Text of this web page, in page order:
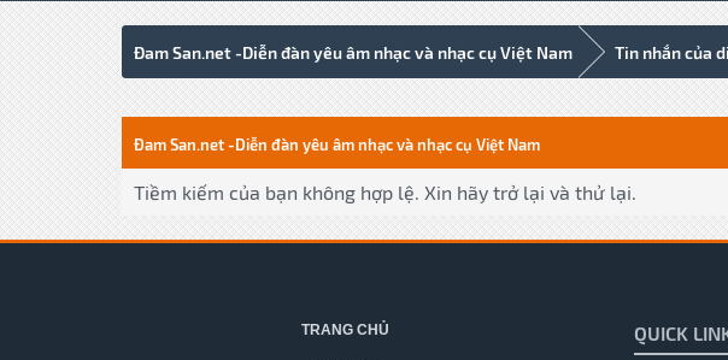
Đam San.net -Diễn đàn yêu âm nhạc và nhạc cụ Việt Nam Tin nhắn của
Đam San.net -Diễn đàn yêu âm nhạc và nhạc cụ Việt Nam
Tiềm kiếm của bạn không hợp lệ. Xin hãy trở lại và thử lại.
TRANG CHỦ QUICK